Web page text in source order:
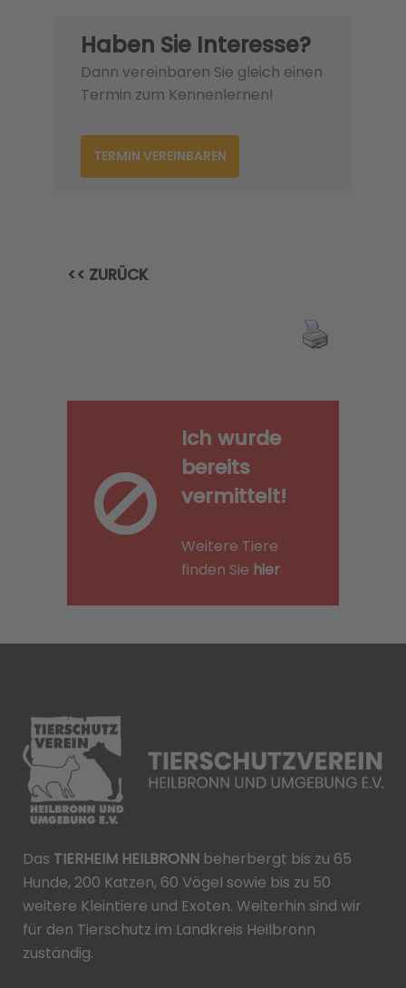
Haben Sie Interesse?
Dann vereinbaren Sie gleich einen
Termin zum Kennenlernen!
TERMIN VEREINBAREN
<< ZURÜCK
Ich wurde
bereits
vermittelt!
Weitere Tiere
finden Sie hier
Das TIERHEIM HEILBRONN beherbergt bis zu 65
Hunde, 200 Katzen, 60 Vögel sowie bis zu 50
weitere Kleintiere und Exoten. Weiterhin sind wir
für den Tierschutz im Landkreis Heilbronn
zuständig.